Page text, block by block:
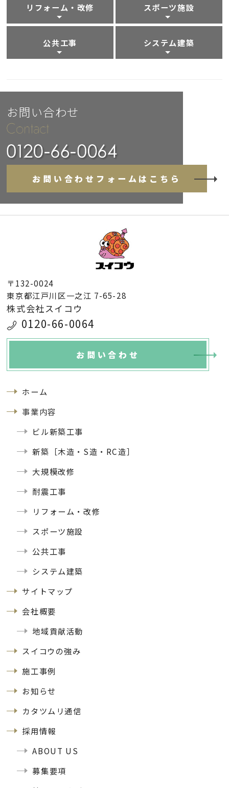
リフォーム・改修 スポーツ施設
公共工事 システム建築
お問い合わせ
お問い合わせフォームはこちら
〒132-0024
東京都江戸川区一之江 7-65-28
株式会社スイコウ
0120-66-0064
お問い合わせ
ホーム
事業内容
ビル新築工事
新築［木造・S造・RC造］
大規模改修
耐震工事
リフォーム・改修
スポーツ施設
公共工事
システム建築
サイトマップ
会社概要
地域貢献活動
スイコウの強み
施工事例
お知らせ
カタツムリ通信
採用情報
ABOUT US
募集要項